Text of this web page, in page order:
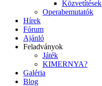
Közvetítések
Operabemutatók
Hírek
Fórum
Ajánló
Feladványok
Játék
KIMERNYA?
Galéria
Blog